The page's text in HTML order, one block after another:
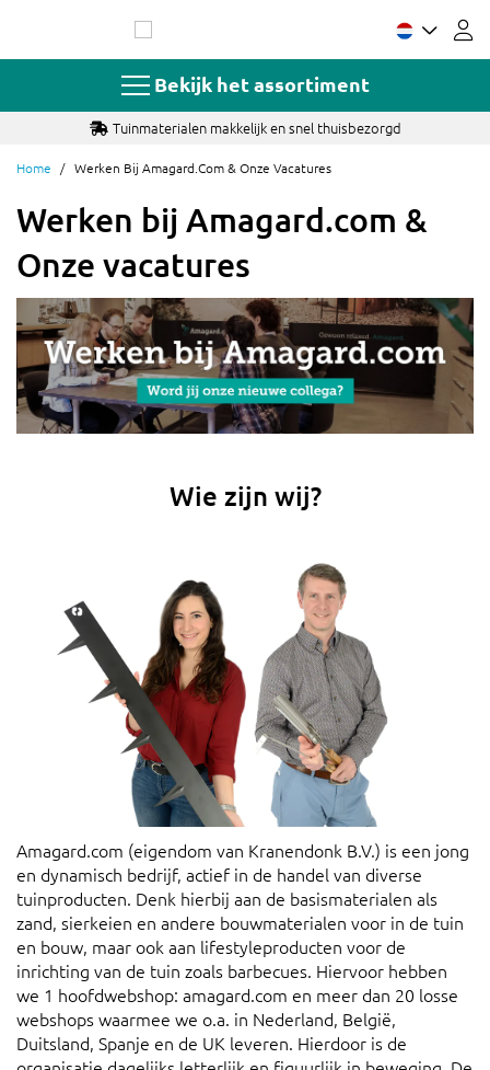
de
Bekijk het assortiment
Tuinmaterialen makkelijk en snel thuisbezorgd
Home Werken Bij Amagard.com & Onze Vacatures
Werken bij Amagard.com &
Onze vacatures
Wie zijn wij?
Amagard.com (eigendom van Kranendonk B.V.) is een jong
en dynamisch bedrijf, actief in de handel van diverse
tuinproducten. Denk hierbij aan de basismaterialen als
zand, sierkeien en andere bouwmaterialen voor in de tuin
en bouw, maar ook aan lifestyleproducten voor de
inrichting van de tuin zoals barbecues. Hiervoor hebben
we 1 hoofdwebshop: amagard.com en meer dan 20 losse
webshops waarmee we o.a. in Nederland, België,
Duitsland, Spanje en de UK leveren. Hierdoor is de